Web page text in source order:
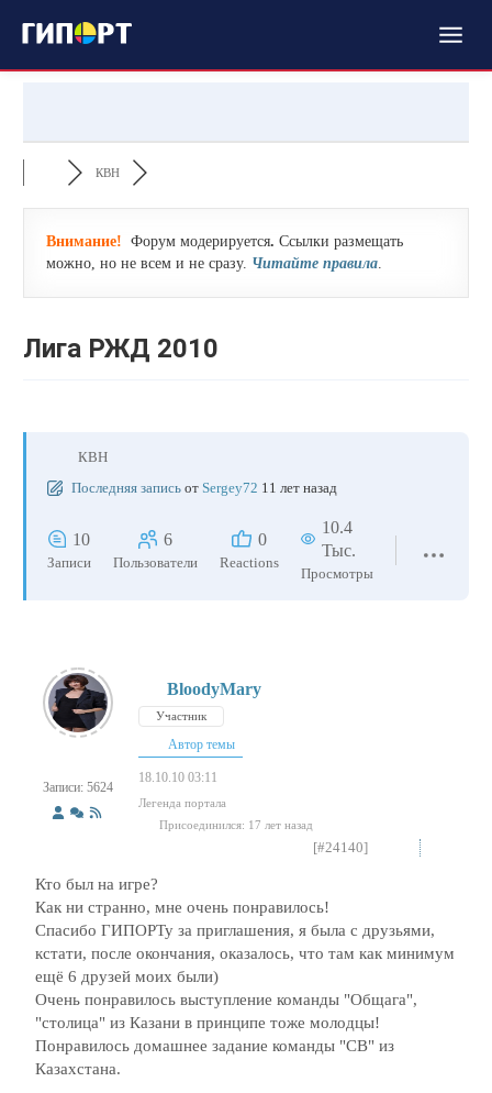
КВН
Внимание! Форум модерируется. Ссылки размещать
можно, но не всем и не сразу. Читайте правила.
Лига РЖД 2010
КВН
Последняя запись от Sergey72 11 лет назад
10
Записи
6
Пользователи
0
Reactions
10.4
Тыс.
Просмотры
Записи: 5624
BloodyMary
Участник
Автор темы
18.10.10 03:11
Легенда портала
Присоединился: 17 лет назад
[#24140]
Кто был на игре?
Как ни странно, мне очень понравилось!
Спасибо ГИПОРТу за приглашения, я была с друзьями,
кстати, после окончания, оказалось, что там как минимум
ещё 6 друзей моих были)
Очень понравилось выступление команды "Общага",
"столица" из Казани в принципе тоже молодцы!
Понравилось домашнее задание команды "СВ" из
Казахстана.